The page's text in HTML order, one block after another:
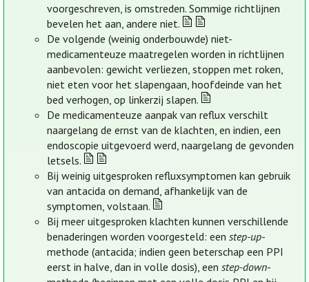
voorgeschreven, is omstreden. Sommige richtlijnen
bevelen het aan, andere niet.
De volgende (weinig onderbouwde) niet-
medicamenteuze maatregelen worden in richtlijnen
aanbevolen: gewicht verliezen, stoppen met roken,
niet eten voor het slapengaan, hoofdeinde van het
bed verhogen, op linkerzij slapen.
De medicamenteuze aanpak van reflux verschilt
naargelang de ernst van de klachten, en indien, een
endoscopie uitgevoerd werd, naargelang de gevonden
letsels.
Bij weinig uitgesproken refluxsymptomen kan gebruik
van antacida on demand, afhankelijk van de
symptomen, volstaan.
Bij meer uitgesproken klachten kunnen verschillende
benaderingen worden voorgesteld: eenstep-up-
methode (antacida; indien geen beterschap een PPI
eerst in halve, dan in volle dosis), eenstep-down-